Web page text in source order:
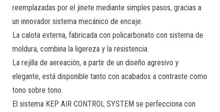
reemplazadas por el jinete mediante simples pasos, gracias a
un innovador sistema mecánico de encaje.
La calota externa, fabricada con policarbonato con sistema de
moldura, combina la ligereza y la resistencia.
La rejilla de aereación, a partir de un diseño agresivo y
elegante, está disponible tanto con acabados a contraste como
tono sobre tono.
El sistema KEP AIR CONTROL SYSTEM se perfecciona con